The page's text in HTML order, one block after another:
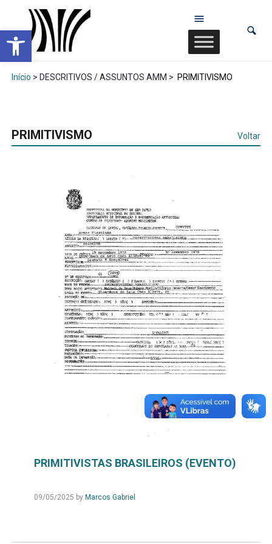
Abrir a barra de ferramentas
Início > DESCRITIVOS / ASSUNTOS AMM > PRIMITIVISMO
PRIMITIVISMO Voltar
PRIMITIVISTAS BRASILEIROS (EVENTO)
09/05/2025 by Marcos Gabriel